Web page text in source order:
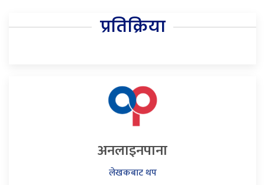
प्रतिक्रिया
अनलाइनपाना
लेखकबाट थप